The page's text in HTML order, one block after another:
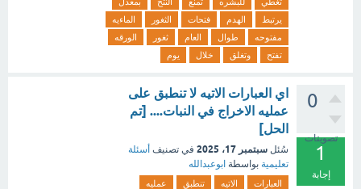
يرتبط
الهدم فتحات الثغور
الماءيه
مفتوحه
طوال العام ثغور
الورقه
تفتح
وتغلق خلال يوم
0
تصويتات
1
إجابة
اي العبارات الاتيه لا تنطبق على
عمليه الاخراج في النبات.... [تم
الحل]
سُئل سبتمبر 17، 2025 في تصنيف أسئلة
تعليمية بواسطة ابوعبدالله
العبارات الاتيه تنطبق
عمليه